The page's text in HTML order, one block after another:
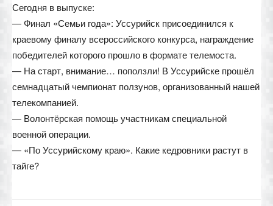
Сегодня в выпуске:
— Финал «Семьи года»: Уссурийск присоединился к
краевому финалу всероссийского конкурса, награждение
победителей которого прошло в формате телемоста.
— На старт, внимание… поползли! В Уссурийске прошёл
семнадцатый чемпионат ползунов, организованный нашей
телекомпанией.
— Волонтёрская помощь участникам специальной
военной операции.
— «По Уссурийскому краю». Какие кедровники растут в
тайге?